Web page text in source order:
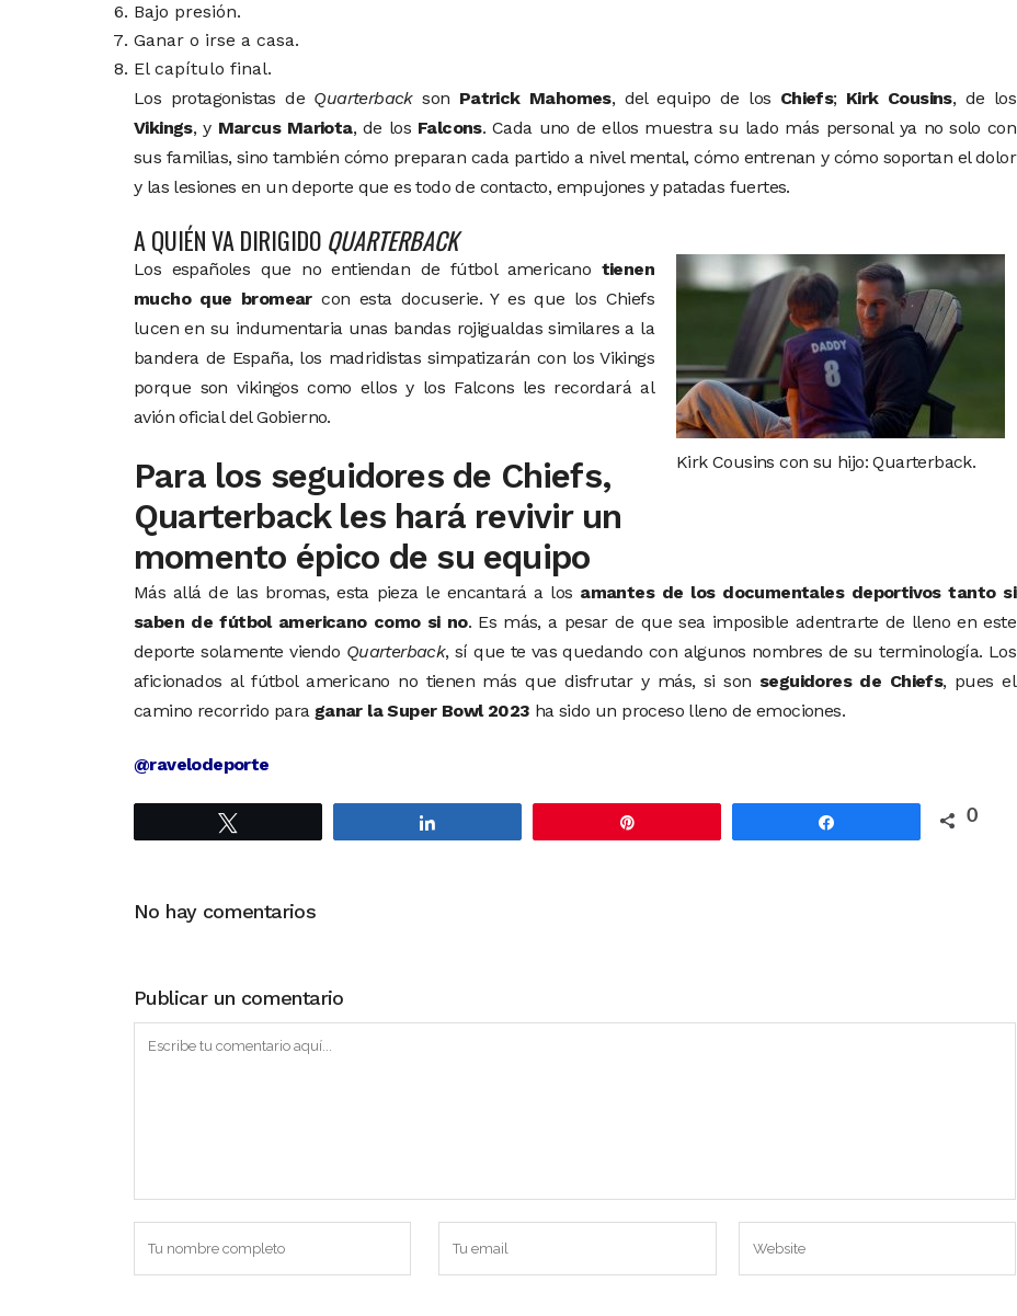
Bajo presión.
Ganar o irse a casa.
El capítulo final.
Los protagonistas de Quarterbackson Patrick Mahomes, del equipo de los Chiefs; Kirk Cousins, de los
Vikings, y Marcus Mariota, de los Falcons. Cada uno de ellos muestra su lado más personal ya no solo con
sus familias, sino también cómo preparan cada partido a nivel mental, cómo entrenan y cómo soportan el dolor
y las lesiones en un deporte que es todo de contacto, empujones y patadas fuertes.
A QUIÉN VA DIRIGIDO QUARTERBACK
Kirk Cousins con su hijo: Quarterback.
Los españoles que no entiendan de fútbol americano tienen
mucho que bromearcon esta docuserie. Y es que los Chiefs
lucen en su indumentaria unas bandas rojigualdas similares a la
bandera de España, los madridistas simpatizarán con los Vikings
porque son vikingos como ellos y los Falcons les recordará al
avión oficial del Gobierno.
Para los seguidores de Chiefs,
Quarterback les hará revivir un
momento épico de su equipo
Más allá de las bromas, esta pieza le encantará a los amantes de los documentales deportivos tanto si
saben de fútbol americano como si no. Es más, a pesar de que sea imposible adentrarte de lleno en este
deporte solamente viendo Quarterback, sí que te vas quedando con algunos nombres de su terminología. Los
aficionados al fútbol americano no tienen más que disfrutar y más, si son seguidores de Chiefs, pues el
camino recorrido para ganar la Super Bowl 2023 ha sido un proceso lleno de emociones.
@ravelodeporte
0
No hay comentarios
Publicar un comentario